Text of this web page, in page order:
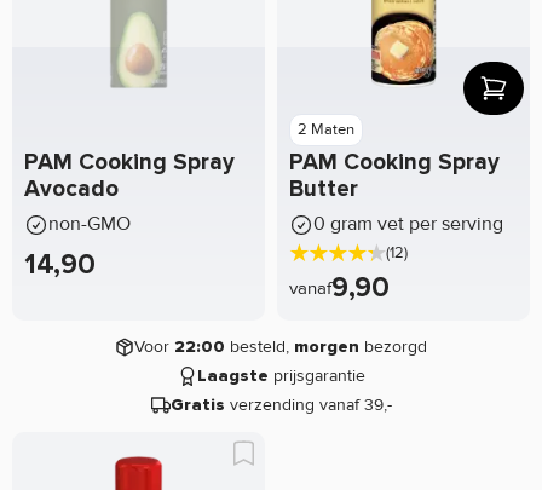
PAM Cooking Spray
Avocado
non-GMO
14,90
2 Maten
PAM Cooking Spray
Butter
0 gram vet per serving
(12)
vanaf9,90
Voor 22:00 besteld, morgen bezorgd
Laagste prijsgarantie
Gratis verzending vanaf 39,-